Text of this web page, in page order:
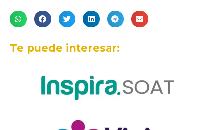
Te puede interesar: